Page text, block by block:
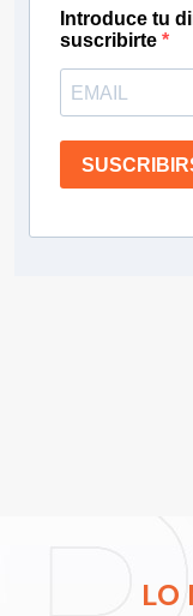
Introduce tu
suscribirte
LO